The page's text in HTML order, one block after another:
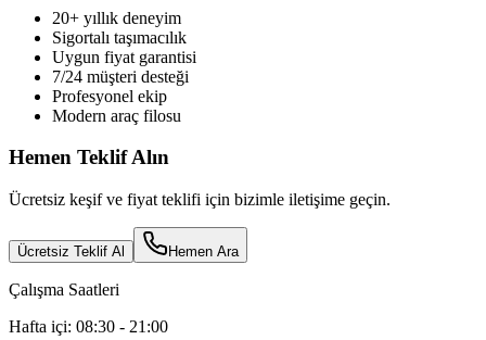
20+ yıllık deneyim
Sigortalı taşımacılık
Uygun fiyat garantisi
7/24 müşteri desteği
Profesyonel ekip
Modern araç filosu
Hemen Teklif Alın
Ücretsiz keşif ve fiyat teklifi için bizimle iletişime geçin.
Ücretsiz Teklif Al Hemen Ara
Çalışma Saatleri
Hafta içi: 08:30 - 21:00